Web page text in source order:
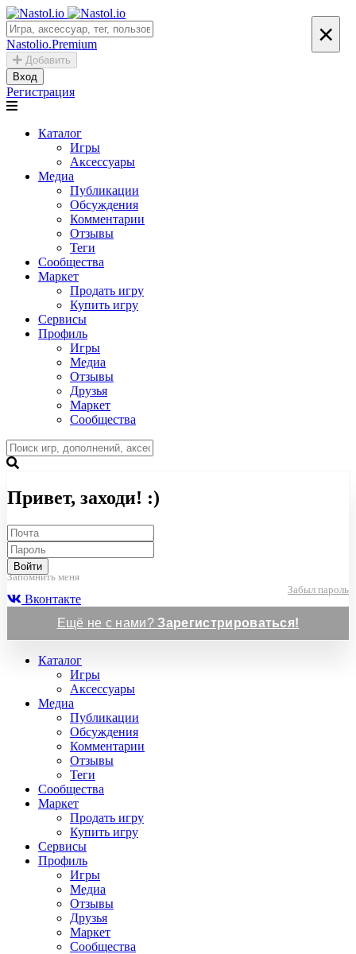
Nastolio.Premium
Добавить
Вход
Регистрация
Каталог
Игры
Аксессуары
Медиа
Публикации
Обсуждения
Комментарии
Отзывы
Теги
Сообщества
Маркет
Продать игру
Купить игру
Сервисы
Профиль
Игры
Медиа
Отзывы
Друзья
Маркет
Сообщества
×
Привет, заходи! :)
Войти
Запомнить меня
Забыл пароль
Вконтакте
Ещё не с нами?Зарегистрироваться!
Каталог
Игры
Аксессуары
Медиа
Публикации
Обсуждения
Комментарии
Отзывы
Теги
Сообщества
Маркет
Продать игру
Купить игру
Сервисы
Профиль
Игры
Медиа
Отзывы
Друзья
Маркет
Сообщества